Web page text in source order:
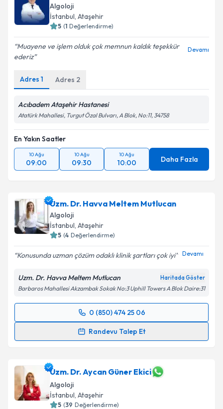
Algoloji
İstanbul, Ataşehir
5 (1 Değerlendirme)
Muayene ve işlem olduk çok memnun kaldık teşekkür
ederiz
Devamı
Adres 1 Adres 2
Acıbadem Ataşehir Hastanesi
Atatürk Mahallesi, Turgut Özal Bulvarı, A Blok, No:11, 34758
En Yakın Saatler
10 Ağu
09:00
10 Ağu
09:30
10 Ağu
10:00 Daha Fazla
Uzm. Dr. Havva Meltem Mutlucan
Algoloji
İstanbul, Ataşehir
5 (4 Değerlendirme)
Konusunda uzman çözüm odaklı klinik şartları çok iyi Devamı
Uzm. Dr. Havva Meltem Mutlucan Haritada Göster
Barbaros Mahallesi Akzambak Sokak No:3 Uphill Towers A Blok Daire:31
0 (850) 474 25 06
Randevu Talep Et
Randevu Takvimi Talebi
almanız için bir takvim hazırlandığında e-posta ile
bilgilendireceğiz.
E-posta Adresiniz
Uzm. Dr. Aycan Güner Ekici
Algoloji
İstanbul, Ataşehir
5 (39 Değerlendirme)